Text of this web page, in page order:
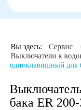
Вы здесь: Сервис /
Выключатели к
одноклавишный для
бака ER